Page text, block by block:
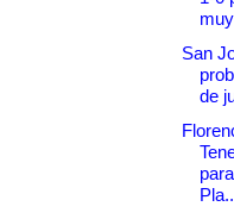
San
de